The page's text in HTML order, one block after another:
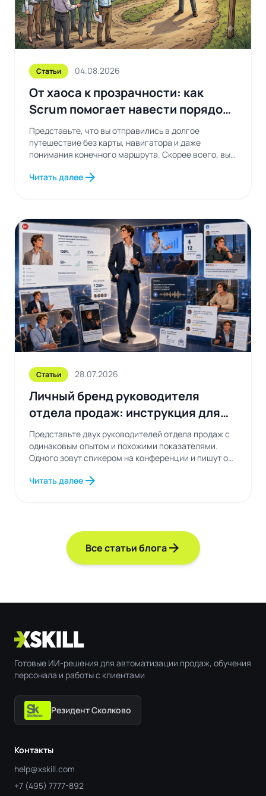
Статьи 04.08.2026
От хаоса к прозрачности: как
Scrum помогает навести порядок
в рабочих процессах
Представьте, что вы отправились в долгое
путешествие без карты, навигатора и даже
понимания конечного маршрута. Скорее всего, вы
Читать далее arrow_forward
Статьи 28.07.2026
Личный бренд руководителя
отдела продаж: инструкция для
тех, кто устал быть незаметным
Представьте двух руководителей отдела продаж с
одинаковым опытом и похожими показателями.
Одного зовут спикером на конференции и пишут о
Читать далее arrow_forward
Все статьи блогаarrow_forward
Готовые ИИ-решения для автоматизации продаж, обучения
персонала и работы с клиентами
Резидент Сколково
Контакты
help@xskill.com
+7 (495) 7777-892